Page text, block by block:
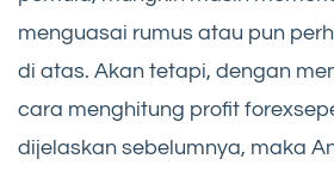
menguasai rumus atau pun
di atas. Akan tetapi, dengan
cara menghitung profit
dijelaskan sebelumnya, maka